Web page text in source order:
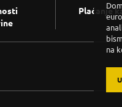
Plaćanje
na